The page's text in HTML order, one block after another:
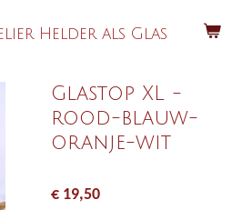
Helder als Glas
Glastop XL -
rood-blauw-
oranje-wit
€ 19,50